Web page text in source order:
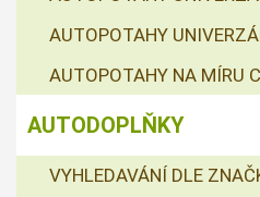
AUTOPOTAHY
AUTOPOTAHY NA MÍRU
AUTODOPLŇKY
VYHLEDAVÁNÍ DLE